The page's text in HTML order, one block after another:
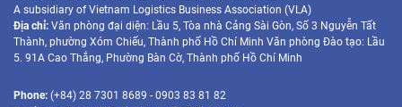
A subsidiary of Vietnam Logistics Business Association (VLA)
Địa chỉ: Văn phòng đại diện: Lầu 5, Tòa nhà Cảng Sài Gòn, Số 3 Nguyễn Tất
Thành, phường Xóm Chiếu, Thành phố Hồ Chí Minh Văn phòng Đào tạo: Lầu
5. 91A Cao Thắng, Phường Bàn Cờ, Thành phố Hồ Chí Minh
Phone: (+84) 28 7301 8689 - 0903 83 81 82